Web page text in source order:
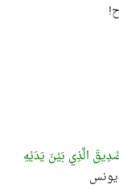
الَّذِي بَيْنَ يَدَيْهِ